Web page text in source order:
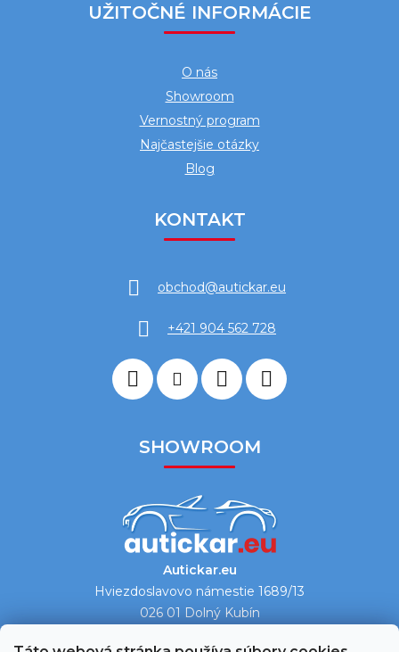
UŽITOČNÉ INFORMÁCIE
O nás
Showroom
Vernostný program
Najčastejšie otázky
Blog
KONTAKT
obchod@autickar.eu
+421 904 562 728
SHOWROOM
Autickar.eu
Hviezdoslavovo námestie 1689/13
026 01 Dolný Kubín
Ukázať na mape →